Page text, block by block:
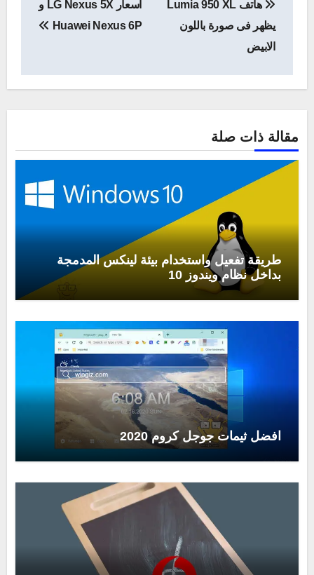
المقالات
هاتف Lumia 950 XL
يظهر فى صورة باللون
الابيض
اسعار LG Nexus 5X و
Huawei Nexus 6P
مقالة ذات صلة
طريقة تفعيل واستخدام بيئة لينكس المدمجة
بداخل نظام ويندوز 10
افضل ثيمات جوجل كروم 2020